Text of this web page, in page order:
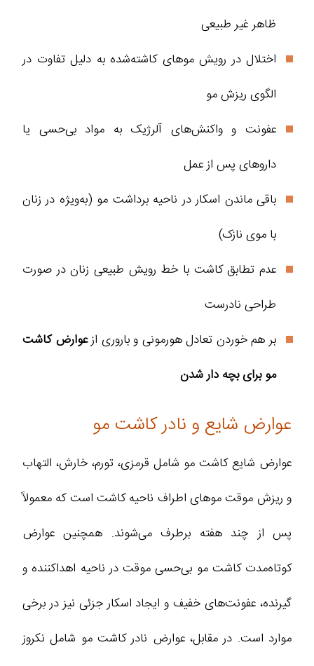
ظاهر غیر طبیعی
اختلال در رویش موهای کاشته‌شده به دلیل تفاوت در
الگوی ریزش مو
عفونت و واکنش‌های آلرژیک به مواد بی‌حسی یا
داروهای پس از عمل
باقی ماندن اسکار در ناحیه برداشت مو (به‌ویژه در زنان
با موی نازک)
عدم تطابق کاشت با خط رویش طبیعی زنان در صورت
طراحی نادرست
بر هم خوردن تعادل هورمونی و باروری ازعوارض کاشت
مو برای بچه دار شدن
عوارض شایع و نادر کاشت مو
عوارض شایع کاشت مو شامل قرمزی، تورم، خارش، التهاب
و ریزش موقت موهای اطراف ناحیه کاشت است که معمولاً
پس از چند هفته برطرف می‌شوند. همچنین عوارض
کوتاه‌مدت کاشت مو بی‌حسی موقت در ناحیه اهداکننده و
گیرنده، عفونت‌های خفیف و ایجاد اسکار جزئی نیز در برخی
موارد است. در مقابل، عوارض نادر کاشت مو شامل نکروز